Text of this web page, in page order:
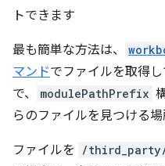
トできます
最も簡単な方法は、
マンドでファイルを取得し
で、 modulePathPrefix
らのファイルを見つける場
ファイルを /third_party/